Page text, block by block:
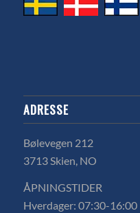
ADRESSE
Bølevegen 212
3713 Skien, NO
ÅPNINGSTIDER
Hverdager: 07:30-16:00